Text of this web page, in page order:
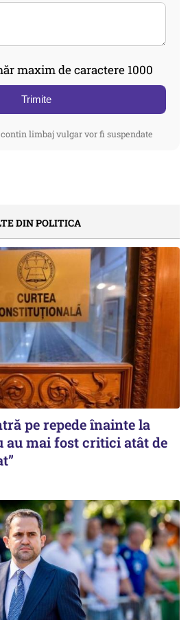
maxim de caractere 1000
Trimite
limbaj vulgar vor fi suspendate
DIN POLITICA
pe repede înainte la
au mai fost critici atât de